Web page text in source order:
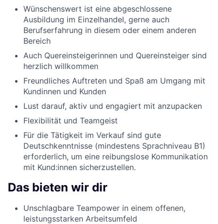
Wünschenswert ist eine abgeschlossene
Ausbildung im Einzelhandel, gerne auch
Berufserfahrung in diesem oder einem anderen
Bereich
Auch Quereinsteigerinnen und Quereinsteiger sind
herzlich willkommen
Freundliches Auftreten und Spaß am Umgang mit
Kundinnen und Kunden
Lust darauf, aktiv und engagiert mit anzupacken
Flexibilität und Teamgeist
Für die Tätigkeit im Verkauf sind gute
Deutschkenntnisse (mindestens Sprachniveau B1)
erforderlich, um eine reibungslose Kommunikation
mit Kund:innen sicherzustellen.
Das bieten wir dir
Unschlagbare Teampower in einem offenen,
leistungsstarken Arbeitsumfeld